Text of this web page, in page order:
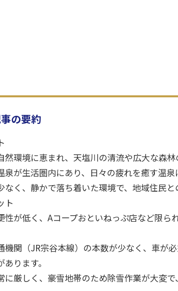
の要約
然環境に恵まれ、天塩川の清流や広大な森
泉が生活圏内にあり、日々の疲れを癒す温泉
なく、静かで落ち着いた環境で、地域住民と
ト
性が低く、Aコープおといねっぷ店など限
機関（JR宗谷本線）の本数が少なく、車が
ります。
に厳しく、豪雪地帯のため除雪作業が大変